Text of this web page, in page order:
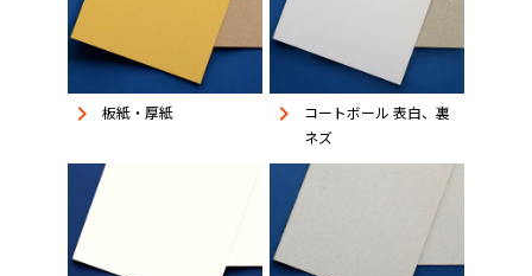
keyboard_arrow_right 板紙・厚紙 keyboard_arrow_right
コートボール 表白、裏
ネズ